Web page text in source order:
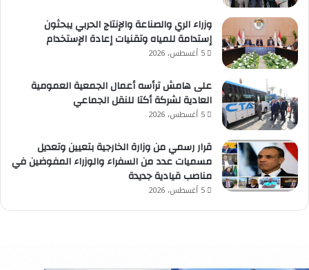
وزراء الري والصناعة والإنتاج الحربي يبحثون
إستدامة للمياه وتقنيات إعادة الإستخدام
5 أغسطس، 2026
على هامش ترأسه أعمال الجمعية العمومية
العادية لشركة أكتا للنقل الجماعي
5 أغسطس، 2026
قرار رسمي من وزارة الخارجية بتعيين وتعديل
مسميات عدد من السفراء والوزراء المفوضين في
مناصب قيادية جديدة
5 أغسطس، 2026